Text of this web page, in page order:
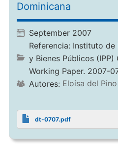
Dominicana
September 2007
Referencia: Instituto de
y Bienes Públicos (IPP)
Working Paper. 2007-
Autores: Eloísa del Pino
dt-0707.pdf